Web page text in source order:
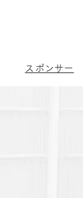
スポンサー